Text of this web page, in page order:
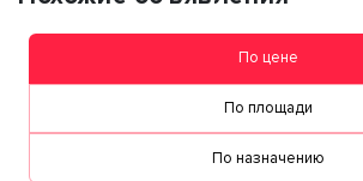
По цене
По площади
По назначению